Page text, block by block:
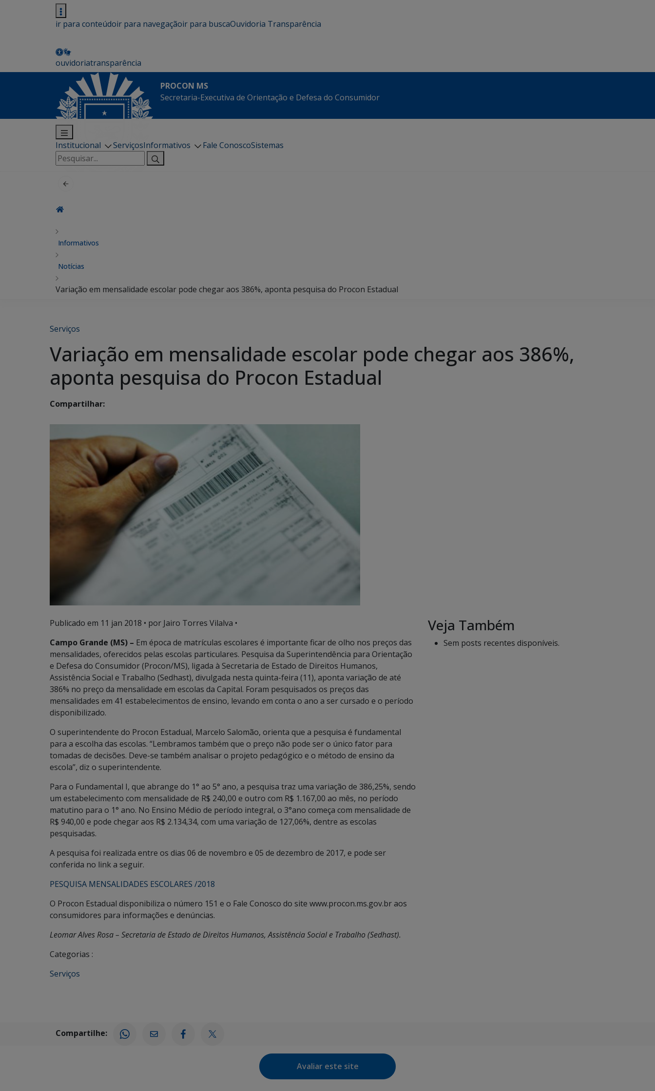
ir para conteúdoir para navegaçãoir para buscaOuvidoria Transparência
ouvidoriatransparência
PROCON MS
Secretaria-Executiva de Orientação e Defesa do Consumidor
Institucional ServiçosInformativos Fale ConoscoSistemas
Pesquisar
por:
Informativos
Notícias
Variação em mensalidade escolar pode chegar aos 386%, aponta pesquisa do Procon Estadual
Serviços
Variação em mensalidade escolar pode chegar aos 386%,
aponta pesquisa do Procon Estadual
Compartilhar:
Publicado em 11 jan 2018 • por Jairo Torres Vilalva •
Campo Grande (MS) – Em época de matrículas escolares é importante ficar de olho nos preços das
mensalidades, oferecidos pelas escolas particulares. Pesquisa da Superintendência para Orientação
e Defesa do Consumidor (Procon/MS), ligada à Secretaria de Estado de Direitos Humanos,
Assistência Social e Trabalho (Sedhast), divulgada nesta quinta-feira (11), aponta variação de até
386% no preço da mensalidade em escolas da Capital. Foram pesquisados os preços das
mensalidades em 41 estabelecimentos de ensino, levando em conta o ano a ser cursado e o período
disponibilizado.
O superintendente do Procon Estadual, Marcelo Salomão, orienta que a pesquisa é fundamental
para a escolha das escolas. “Lembramos também que o preço não pode ser o único fator para
tomadas de decisões. Deve-se também analisar o projeto pedagógico e o método de ensino da
escola”, diz o superintendente.
Para o Fundamental I, que abrange do 1° ao 5° ano, a pesquisa traz uma variação de 386,25%, sendo
um estabelecimento com mensalidade de R$ 240,00 e outro com R$ 1.167,00 ao mês, no período
matutino para o 1° ano. No Ensino Médio de período integral, o 3°ano começa com mensalidade de
R$ 940,00 e pode chegar aos R$ 2.134,34, com uma variação de 127,06%, dentre as escolas
pesquisadas.
A pesquisa foi realizada entre os dias 06 de novembro e 05 de dezembro de 2017, e pode ser
conferida no link a seguir.
PESQUISA MENSALIDADES ESCOLARES /2018
O Procon Estadual disponibiliza o número 151 e o Fale Conosco do site www.procon.ms.gov.br aos
consumidores para informações e denúncias.
Leomar Alves Rosa – Secretaria de Estado de Direitos Humanos, Assistência Social e Trabalho (Sedhast).
Categorias :
Serviços
Veja Também
Sem posts recentes disponíveis.
Compartilhe:
Avaliar este site